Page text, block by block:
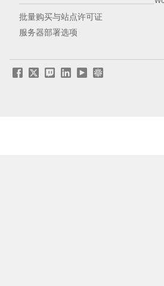
批量购买与站点许可证
服务器部署选项